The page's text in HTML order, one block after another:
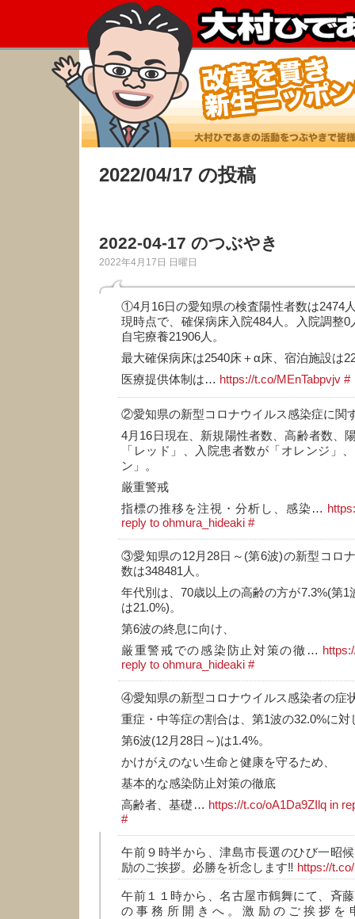
2022/04/17 の投稿
2022-04-17 のつぶやき
2022年4月17日 日曜日
①4月16日の愛知県の検査陽性者数は2474
現時点で、確保病床入院484人。入院調整0
自宅療養21906人。
最大確保病床は2540床＋α床、宿泊施設は
医療提供体制は… https://t.co/MEnTabpvjv #
②愛知県の新型コロナウイルス感染症に関
4月16日現在、新規陽性者数、高齢者数、
「レッド」、入院患者数が「オレンジ」
ン」。
厳重警戒
指標の推移を注視・分析し、感染…
reply to ohmura_hideaki #
③愛知県の12月28日～(第6波)の新型コロ
数は348481人。
年代別は、70歳以上の高齢の方が7.3%(第1
は21.0%)。
第6波の終息に向け、
厳重警戒での感染防止対策の徹…
reply to ohmura_hideaki #
④愛知県の新型コロナウイルス感染者の症
重症・中等症の割合は、第1波の32.0%に対
第6波(12月28日～)は1.4%。
かけがえのない生命と健康を守るため、
基本的な感染防止対策の徹底
高齢者、基礎… https://t.co/oA1Da9ZIlq in
#
午前９時半から、津島市長選のひび一昭
励のご挨拶。必勝を祈念します‼️ https://
午前１１時から、名古屋市鶴舞にて、斉
の事務所開きへ。激励のご挨拶を